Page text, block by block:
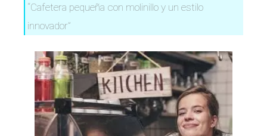
“Cafetera pequeña con molinillo y un estilo
innovador”